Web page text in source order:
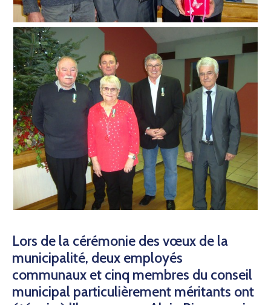
Lors de la cérémonie des vœux de la
municipalité, deux employés
communaux et cinq membres du conseil
municipal particulièrement méritants ont